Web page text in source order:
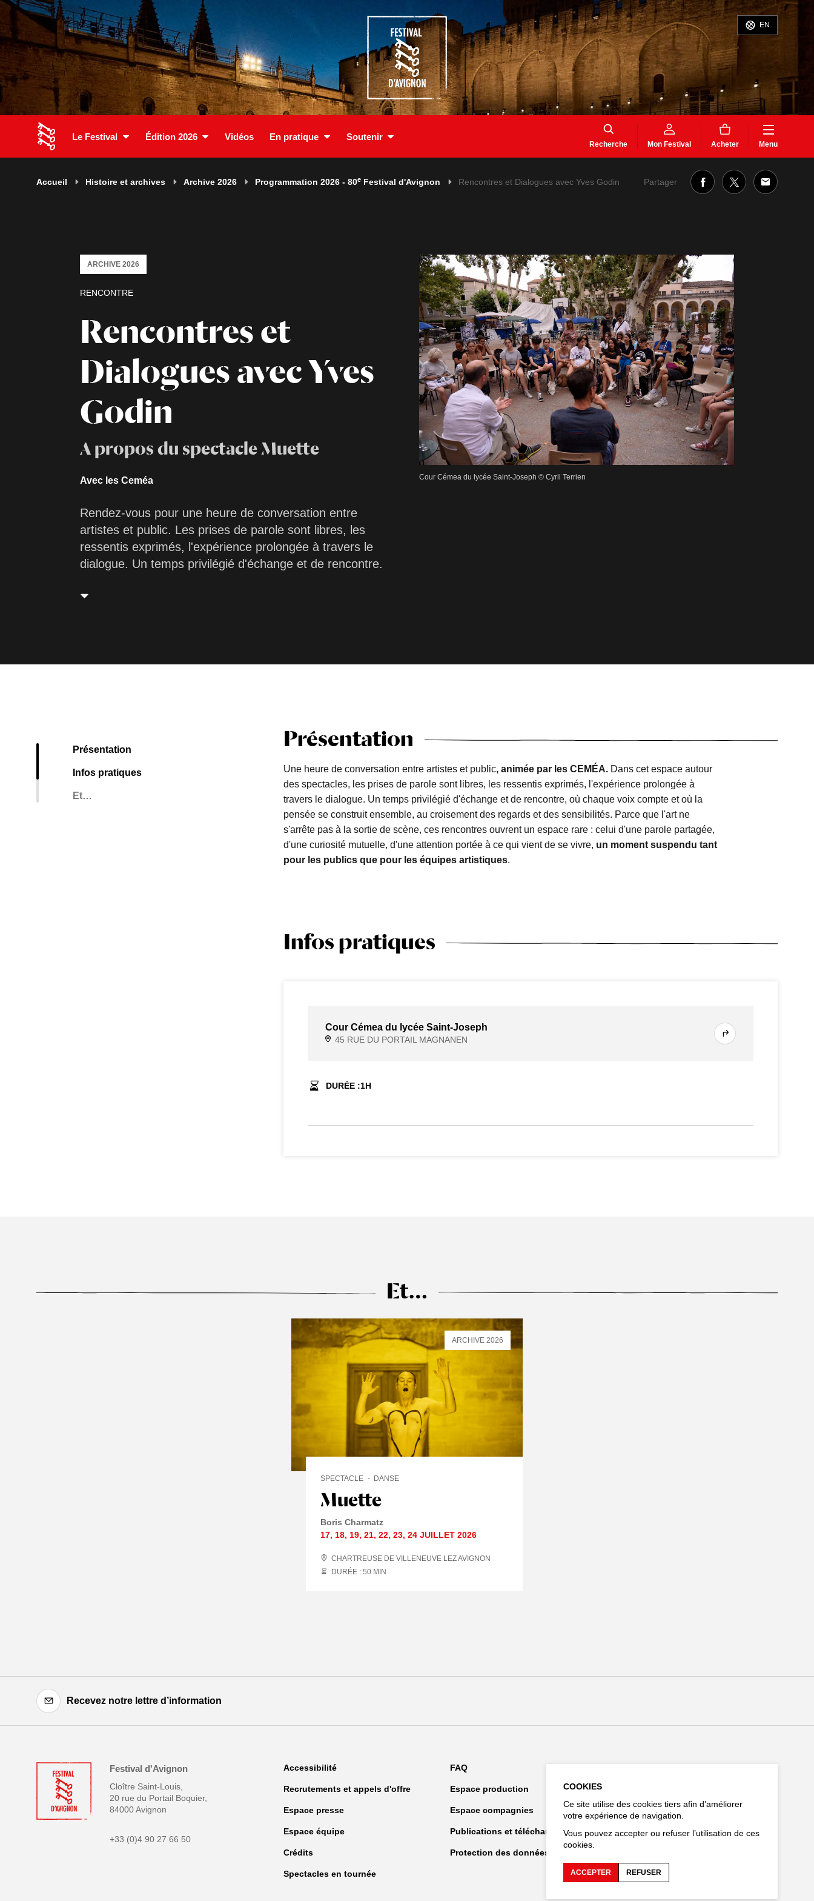
EN
Le Festival Édition 2026 Vidéos En pratique Soutenir
Recherche Mon Festival Acheter Menu
Accueil Histoire et archives Archive 2026 Programmation 2026 - 80e Festival d'Avignon Rencontres et Dialogues avec Yves Godin Partager
Rencontres et
Dialogues avec Yves
Godin
A propos du spectacle Muette
RENCONTRE
ARCHIVE 2026
Avec les Ceméa
Rendez-vous pour une heure de conversation entre
artistes et public. Les prises de parole sont libres, les
ressentis exprimés, l'expérience prolongée à travers le
dialogue. Un temps privilégié d'échange et de rencontre.
Cour Cémea du lycée Saint-Joseph © Cyril Terrien
Présentation
Infos pratiques
Et…
Présentation
Une heure de conversation entre artistes et public, animée par les CEMÉA.Dans cet espace autour
des spectacles, les prises de parole sont libres, les ressentis exprimés, l'expérience prolongée à
travers le dialogue. Un temps privilégié d'échange et de rencontre, où chaque voix compte et où la
pensée se construit ensemble, au croisement des regards et des sensibilités. Parce que l'art ne
s'arrête pas à la sortie de scène, ces rencontres ouvrent un espace rare : celui d'une parole partagée,
d'une curiosité mutuelle, d'une attention portée à ce qui vient de se vivre, un moment suspendu tant
pour les publics que pour les équipes artistiques.
Infos pratiques
Cour Cémea du lycée Saint-Joseph
45 RUE DU PORTAIL MAGNANEN
DURÉE :1H
Et…
Muette
SPECTACLE DANSE
Boris Charmatz
17, 18, 19,21,22,23,24 JUILLET 2026
CHARTREUSE DE VILLENEUVE LEZ AVIGNON
DURÉE : 50 MIN
ARCHIVE 2026
Recevez notre lettre d’information
Festival d'Avignon
Cloître Saint-Louis,
20 rue du Portail Boquier,
84000 Avignon
+33 (0)4 90 27 66 50
Accessibilité FAQ
Recrutements et appels d'offre Espace production
Espace presse Espace compagnies
Espace équipe Publications et téléchargements
Crédits Protection des données personnelles
Spectacles en tournée
COOKIES
Ce site utilise des cookies tiers afin d’améliorer
votre expérience de navigation.
Vous pouvez accepter ou refuser l’utilisation de ces
cookies.
ACCEPTER REFUSER